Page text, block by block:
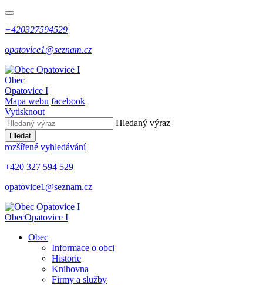
+420327594529
opatovice1@seznam.cz
Obec
Opatovice I
Mapa webu facebook
Vytisknout
Hledaný výraz
Hledat
rozšířené vyhledávání
+420 327 594 529
opatovice1@seznam.cz
ObecOpatovice I
Obec
Informace o obci
Historie
Knihovna
Firmy a služby